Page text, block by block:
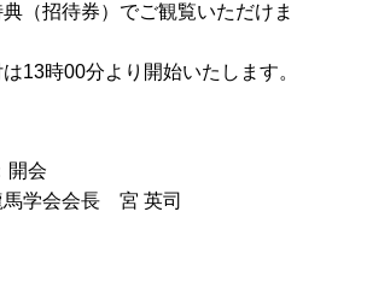
典（招待券）でご観覧いただけま
13時00分より開始いたします。
開会
学会会長 宮 英司